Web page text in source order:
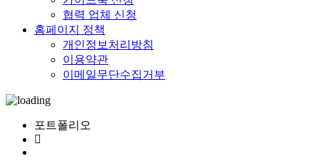
협력 업체 신청
홈페이지 정책
개인정보처리방침
이용약관
이메일무단수집거부
포트폴리오